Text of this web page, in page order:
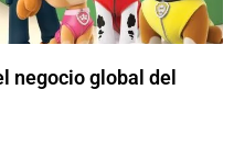
negocio global del